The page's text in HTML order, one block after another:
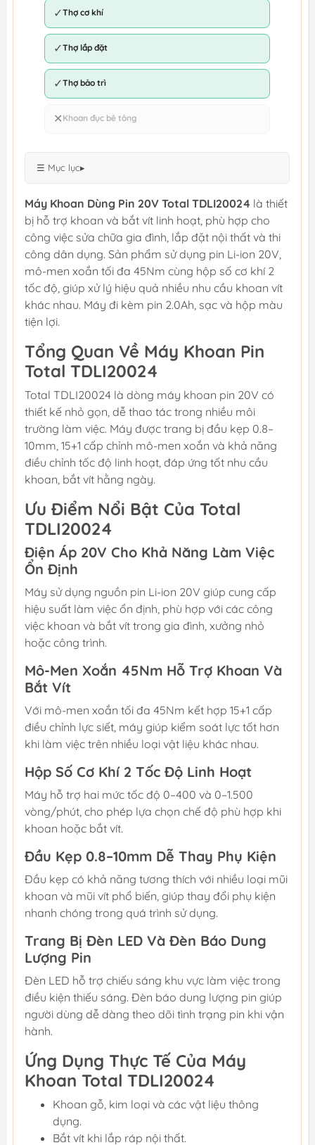
✓Thợ cơ khí
✓Thợ lắp đặt
✓Thợ bảo trì
✕ Khoan đục bê tông
☰ Mục lục▸
Máy Khoan Dùng Pin 20V Total TDLI20024 là thiết
bị hỗ trợ khoan và bắt vít linh hoạt, phù hợp cho
công việc sửa chữa gia đình, lắp đặt nội thất và thi
công dân dụng. Sản phẩm sử dụng pin Li-ion 20V,
mô-men xoắn tối đa 45Nm cùng hộp số cơ khí 2
tốc độ, giúp xử lý hiệu quả nhiều nhu cầu khoan vít
khác nhau. Máy đi kèm pin 2.0Ah, sạc và hộp màu
tiện lợi.
Tổng Quan Về Máy Khoan Pin
Total TDLI20024
Total TDLI20024 là dòng máy khoan pin 20V có
thiết kế nhỏ gọn, dễ thao tác trong nhiều môi
trường làm việc. Máy được trang bị đầu kẹp 0.8–
10mm, 15+1 cấp chỉnh mô-men xoắn và khả năng
điều chỉnh tốc độ linh hoạt, đáp ứng tốt nhu cầu
khoan, bắt vít hằng ngày.
Ưu Điểm Nổi Bật Của Total
TDLI20024
Điện Áp 20V Cho Khả Năng Làm Việc
Ổn Định
Máy sử dụng nguồn pin Li-ion 20V giúp cung cấp
hiệu suất làm việc ổn định, phù hợp với các công
việc khoan và bắt vít trong gia đình, xưởng nhỏ
hoặc công trình.
Mô-Men Xoắn 45Nm Hỗ Trợ Khoan Và
Bắt Vít
Với mô-men xoắn tối đa 45Nm kết hợp 15+1 cấp
điều chỉnh lực siết, máy giúp kiểm soát lực tốt hơn
khi làm việc trên nhiều loại vật liệu khác nhau.
Hộp Số Cơ Khí 2 Tốc Độ Linh Hoạt
Máy hỗ trợ hai mức tốc độ 0–400 và 0–1.500
vòng/phút, cho phép lựa chọn chế độ phù hợp khi
khoan hoặc bắt vít.
Đầu Kẹp 0.8–10mm Dễ Thay Phụ Kiện
Đầu kẹp có khả năng tương thích với nhiều loại mũi
khoan và mũi vít phổ biến, giúp thay đổi phụ kiện
nhanh chóng trong quá trình sử dụng.
Trang Bị Đèn LED Và Đèn Báo Dung
Lượng Pin
Đèn LED hỗ trợ chiếu sáng khu vực làm việc trong
điều kiện thiếu sáng. Đèn báo dung lượng pin giúp
người dùng dễ dàng theo dõi tình trạng pin khi vận
hành.
Ứng Dụng Thực Tế Của Máy
Khoan Total TDLI20024
Khoan gỗ, kim loại và các vật liệu thông
dụng.
Bắt vít khi lắp ráp nội thất.